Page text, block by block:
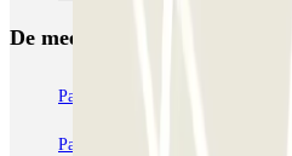
De meest geboekte
Parkeren in Parijs
Parkeren in Station Venetië Mestre